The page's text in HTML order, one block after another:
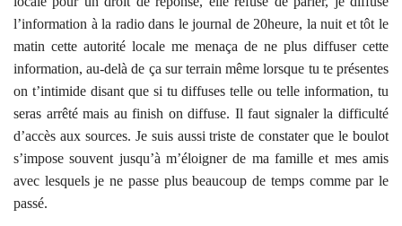
l’information à la radio dans le journal de 20heure, la nuit et tôt le
matin cette autorité locale me menaça de ne plus diffuser cette
information, au-delà de ça sur terrain même lorsque tu te présentes
on t’intimide disant que si tu diffuses telle ou telle information, tu
seras arrêté mais au finish on diffuse. Il faut signaler la difficulté
d’accès aux sources. Je suis aussi triste de constater que le boulot
s’impose souvent jusqu’à m’éloigner de ma famille et mes amis
avec lesquels je ne passe plus beaucoup de temps comme par le
passé.